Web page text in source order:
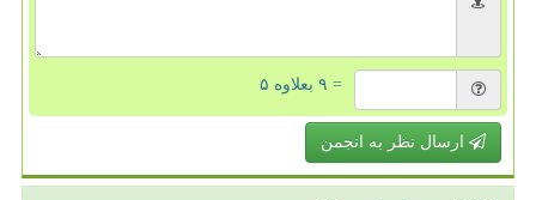
= ۹ بعلاوه ۵
ارسال نظر به انجمن